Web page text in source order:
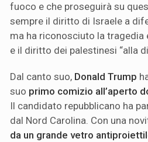
fuoco e che proseguirà su
sempre il diritto di Israele a
ma ha riconosciuto la tragedia
e il diritto dei palestinesi “alla
Dal canto suo, Donald Trump
suo primo comizio all’aperto
Il candidato repubblicano ha
dal Nord Carolina. Con una
da un grande vetro